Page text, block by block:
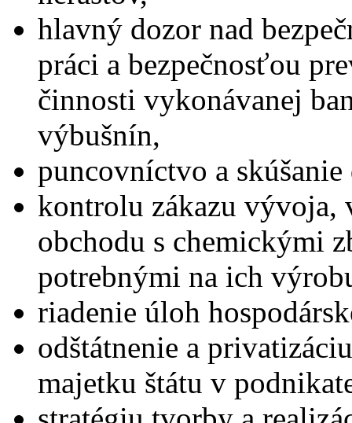
hlavný dozor nad
práci a bezpečnosťou
činnosti vykonávanej
výbušnín,
puncovníctvo a
kontrolu zákazu vývoja,
obchodu s chemickými
potrebnými na ich
riadenie úloh
odštátnenie a
majetku štátu v